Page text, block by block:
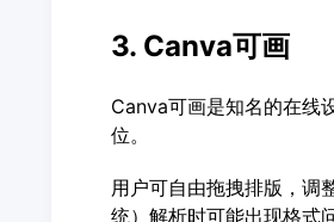
3. Canva可画
Canva可画是知名的在线
位。
用户可自由拖拽排版，调
统）解析时可能出现格式